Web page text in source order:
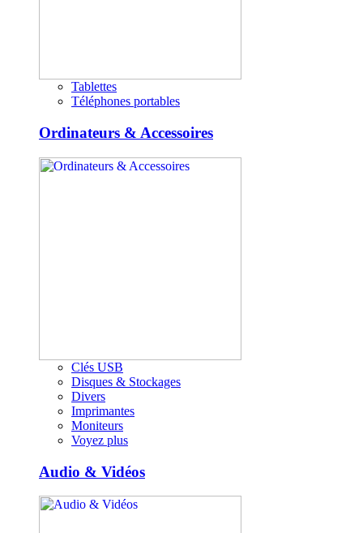
Tablettes
Téléphones portables
Ordinateurs & Accessoires
Clés USB
Disques & Stockages
Divers
Imprimantes
Moniteurs
Voyez plus
Audio & Vidéos